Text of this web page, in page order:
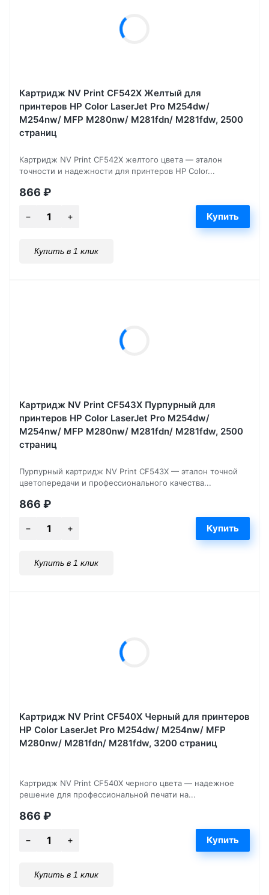
Картридж NV Print CF542X Желтый для
принтеров HP Color LaserJet Pro M254dw/
M254nw/ MFP M280nw/ M281fdn/ M281fdw, 2500
страниц
Картридж NV Print CF542X желтого цвета — эталон
точности и надежности для принтеров HP Color...
866 ₽
Купить в 1 клик
Картридж NV Print CF543X Пурпурный для
принтеров HP Color LaserJet Pro M254dw/
M254nw/ MFP M280nw/ M281fdn/ M281fdw, 2500
страниц
Пурпурный картридж NV Print CF543X — эталон точной
цветопередачи и профессионального качества...
866 ₽
Купить в 1 клик
Картридж NV Print CF540X Черный для принтеров
HP Color LaserJet Pro M254dw/ M254nw/ MFP
M280nw/ M281fdn/ M281fdw, 3200 страниц
Картридж NV Print CF540X черного цвета — надежное
решение для профессиональной печати на...
866 ₽
Купить в 1 клик